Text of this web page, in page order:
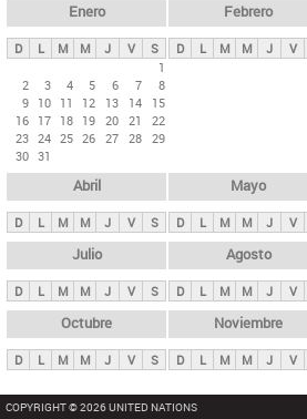
ds
p
n
c
i
p
l
e
s
Enero
D L M M J V
S
1
2
3 4 5 6 7
8
9 10 11 12 13 14
15
16 17 18 19 20 21
22
23 24 25 26 27 28 29
30 31
Febrero
D L M M J V
Abril
D L M M J V S
Mayo
D L M M J V
Julio
D L M M J V S
Agosto
D L M M J V
Octubre
D L M M J V S
Noviembre
D L M M J V
COPYRIGHT © 2026 UNITED NATIONS